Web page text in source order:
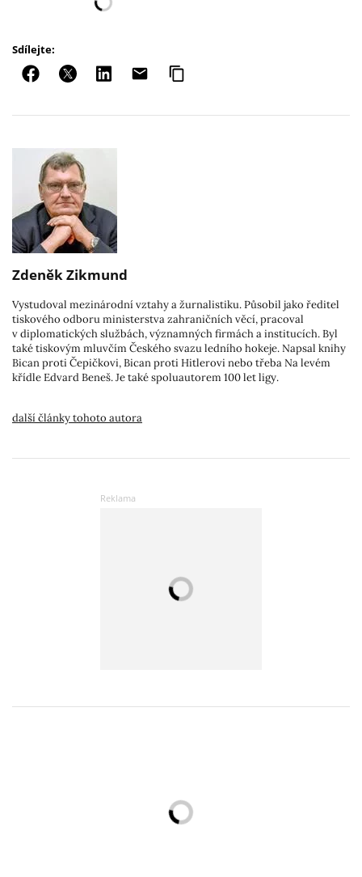
Sdílejte:
Zdeněk Zikmund
Vystudoval mezinárodní vztahy a žurnalistiku. Působil jako ředitel
tiskového odboru ministerstva zahraničních věcí, pracoval
v diplomatických službách, významných firmách a institucích. Byl
také tiskovým mluvčím Českého svazu ledního hokeje. Napsal knihy
Bican proti Čepičkovi, Bican proti Hitlerovi nebo třeba Na levém
křídle Edvard Beneš. Je také spoluautorem 100 let ligy.
další články tohoto autora